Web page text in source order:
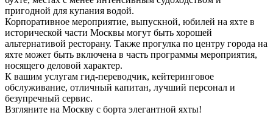
пригодной для купания водой.
Корпоративное мероприятие, выпускной, юбилей на яхте в
исторической части Москвы могут быть хорошей
альтернативой ресторану. Также прогулка по центру города на
яхте может быть включена в часть программы мероприятия,
носящего деловой характер.
К вашим услугам гид-переводчик, кейтеринговое
обслуживание, отличный капитан, лучший персонал и
безупречный сервис.
Взгляните на Москву с борта элегантной яхты!